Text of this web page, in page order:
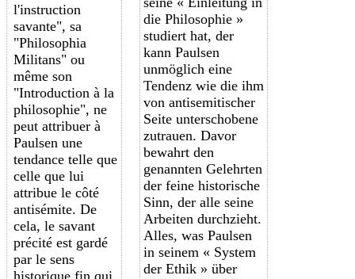
l'instruction
savante", sa
"Philosophia
Militans" ou
même son
"Introduction à la
philosophie", ne
peut attribuer à
Paulsen une
tendance telle que
celle que lui
attribue le côté
antisémite. De
cela, le savant
précité est gardé
par le sens
historique fin qui
die Philosophie »
studiert hat, der
kann Paulsen
unmöglich eine
Tendenz wie die ihm
von antisemitischer
Seite unterschobene
zutrauen. Davor
bewahrt den
genannten Gelehrten
der feine historische
Sinn, der alle seine
Arbeiten durchzieht.
Alles, was Paulsen
in seinem « System
der Ethik » über